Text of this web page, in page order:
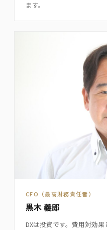
ます。
CFO（最高財務責任者）
黒木 義郎
DXは投資です。費用対効